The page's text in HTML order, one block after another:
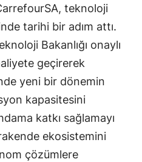
teknoloji
tarihi bir adım attı.
Bakanlığı onaylı
geçirerek
yeni bir dönemin
kapasitesini
katkı sağlamayı
ekosistemini
çözümlere